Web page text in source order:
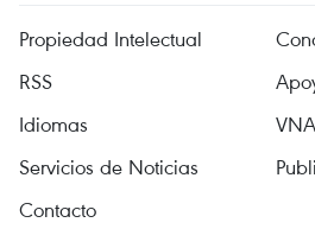
Propiedad Intelectual
RSS
Idiomas
VNA
Servicios de Noticias
Contacto